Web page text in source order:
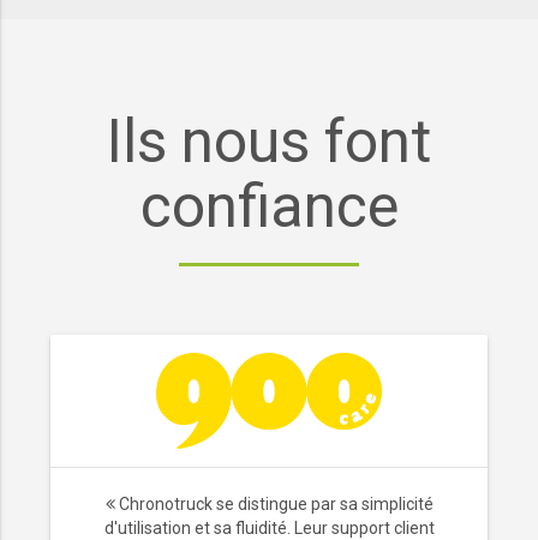
Ils nous font
confiance
Chronotruck se distingue par sa simplicité
d'utilisation et sa fluidité. Leur support client